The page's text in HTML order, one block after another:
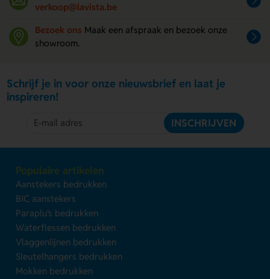
verkoop@lavista.be
Bezoek ons Maak een afspraak en bezoek onze
showroom.
Schrijf je in voor onze nieuwsbrief en laat je
inspireren!
INSCHRIJVEN
Populaire artikelen
Aanstekers bedrukken
BIC aanstekers
Paraplu's bedrukken
Waterflessen bedrukken
Vlaggenlijnen bedrukken
Sleutelhangers bedrukken
Mokken bedrukken